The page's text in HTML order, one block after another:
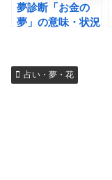
夢診断「お金の
夢」の意味・状況
りるなど【完全
版】
占い・夢・花